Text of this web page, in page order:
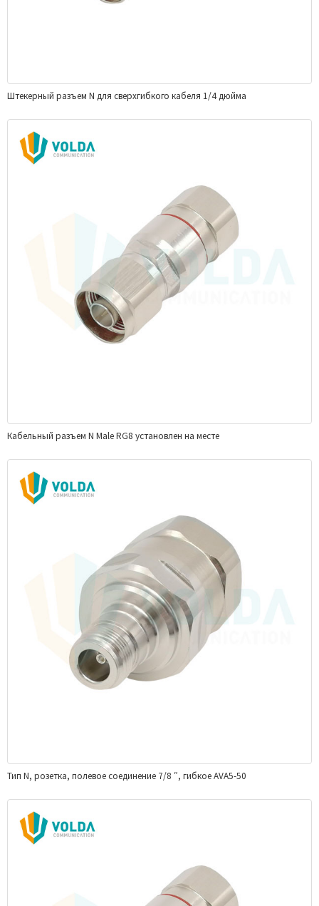
Штекерный разъем N для сверхгибкого кабеля 1/4 дюйма
Кабельный разъем N Male RG8 установлен на месте
Тип N, розетка, полевое соединение 7/8 ″, гибкое AVA5-50